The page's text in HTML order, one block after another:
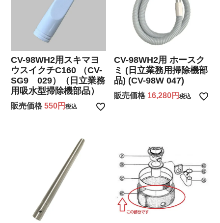
CV-98WH2用スキマヨ
ウスイクチC160 （CV-
SG9 029）（日立業務
用吸水型掃除機部品）
販売価格 550 税込
CV-98WH2用 ホースク
ミ (日立業務用掃除機部
品) (CV-98W 047)
販売価格 16,280 税込